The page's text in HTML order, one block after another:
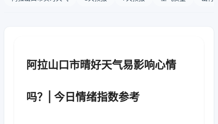
阿拉山口市晴好天气易影响心情
吗？| 今日情绪指数参考